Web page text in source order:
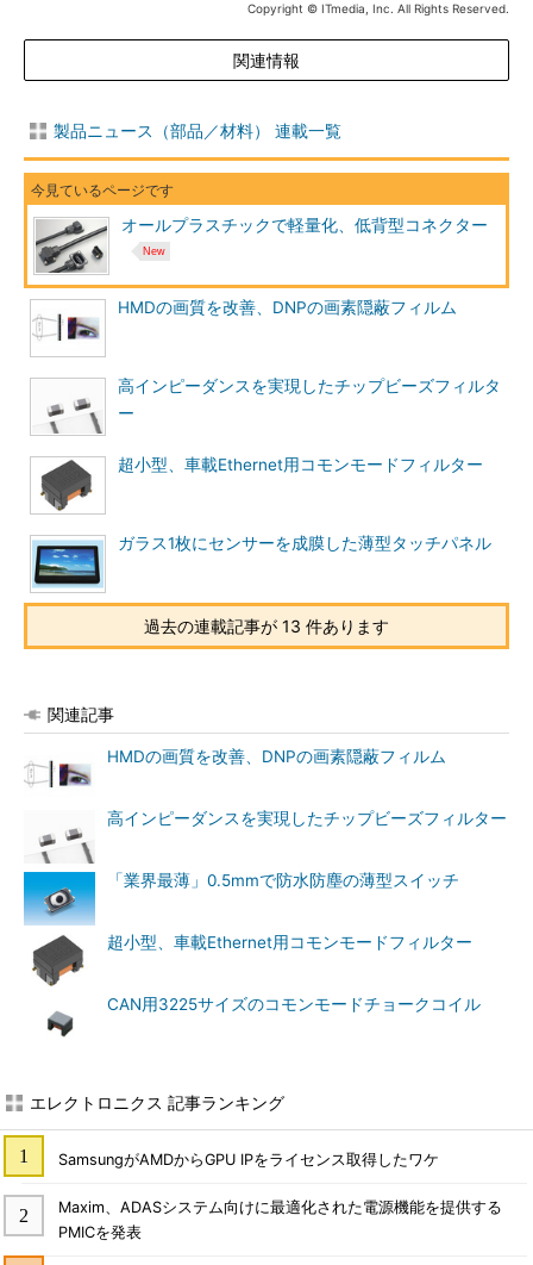
Copyright © ITmedia, Inc. All Rights Reserved.
関連情報
製品ニュース（部品／材料） 連載一覧
オールプラスチックで軽量化、低背型コネクター
HMDの画質を改善、DNPの画素隠蔽フィルム
高インピーダンスを実現したチップビーズフィルタ
ー
超小型、車載Ethernet用コモンモードフィルター
ガラス1枚にセンサーを成膜した薄型タッチパネル
過去の連載記事が 13 件あります
関連記事
HMDの画質を改善、DNPの画素隠蔽フィルム
高インピーダンスを実現したチップビーズフィルター
「業界最薄」0.5mmで防水防塵の薄型スイッチ
超小型、車載Ethernet用コモンモードフィルター
CAN用3225サイズのコモンモードチョークコイル
エレクトロニクス 記事ランキング
SamsungがAMDからGPU IPをライセンス取得したワケ
Maxim、ADASシステム向けに最適化された電源機能を提供する
PMICを発表